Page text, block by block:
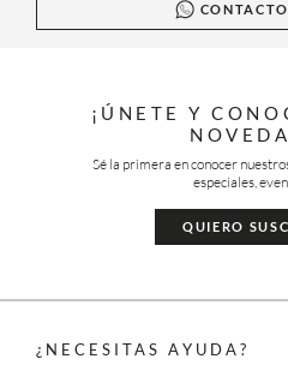
¡ÚNETE Y
Sé la primera en conocer
especiales,
QUIERO
¿NECESITAS AYUDA?